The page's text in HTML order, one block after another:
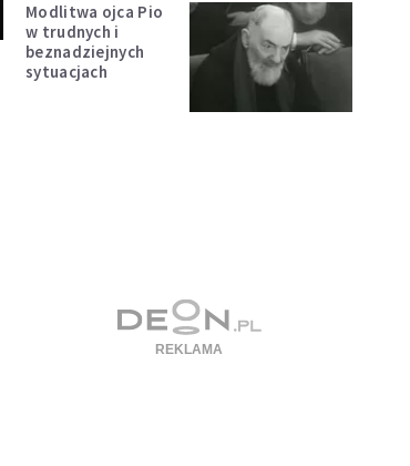
Modlitwa ojca Pio
w trudnych i
beznadziejnych
sytuacjach